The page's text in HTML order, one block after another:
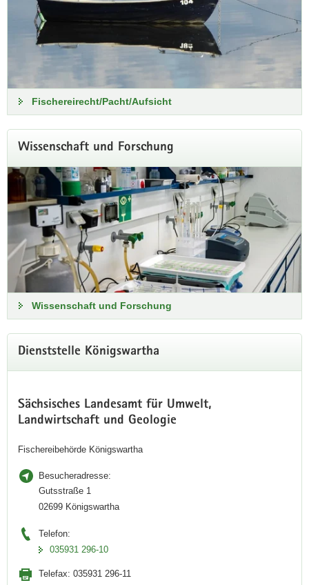
Häufig gestellte Fragen zum
Fischereischein
Alle Antworten zum Antrag, zur Prüfung und zur Ausstellung
des Fischereischeins
Hinweise zum Erwerb des Fischereischeins
Fischereirecht/Pacht/Aufsicht
Wissenschaft und Forschung
Wissenschaft und Forschung
Dienststelle Königswartha
Sächsisches Landesamt für Umwelt,
Landwirtschaft und Geologie
Fischereibehörde Königswartha
Besucheradresse:
Gutsstraße 1
02699 Königswartha
Telefon:
035931 296-10
Telefax: 035931 296-11